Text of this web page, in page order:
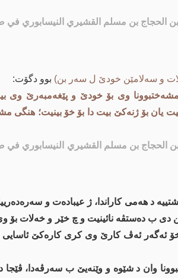
بن الحجاج بن مسلم القشيري النيسابوري في
و سەلامێن خودێ ل سەر بن) بوو دگۆت:
وی بۆ خودێ و پێغەمبەرێ وی
بۆ ژنەکێ بیت دا بۆ خۆ بینیت؛ هنگی
بن الحجاج بن مسلم القشيري النيسابوري في
د هەمی کاراندا، ژ عیباده‌ت و
دی ب دەستڤە نائینیت و چ خێر و خه‌لات بۆ وی
ئه‌گه‌ر ئه‌ڤ كارێ وی كری كاره‌كێ
وان د شێوە و وێنه‌یێ ب سه‌رڤه‌دا، ڤێجا